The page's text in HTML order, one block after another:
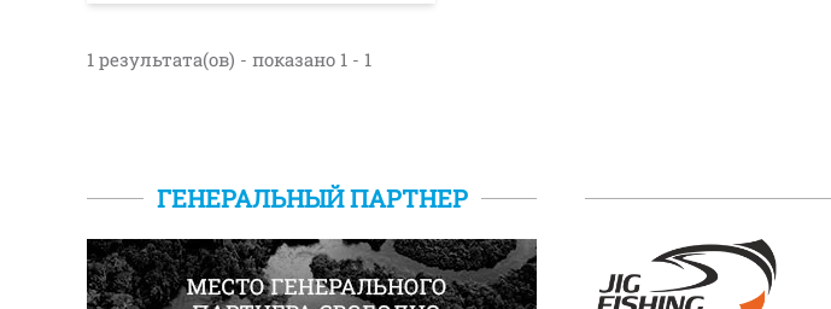
1 результата(ов) - показано 1 - 1
ГЕНЕРАЛЬНЫЙ ПАРТНЕР
ПОДРОБНЕЕ